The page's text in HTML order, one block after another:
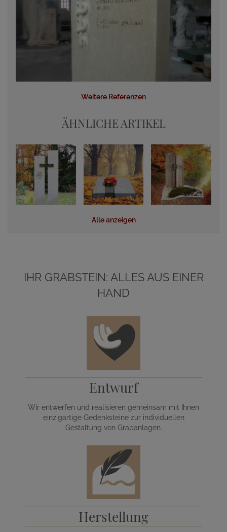
Weitere Referenzen
ÄHNLICHE ARTIKEL
Alle anzeigen
IHR GRABSTEIN: ALLES AUS EINER
HAND
Entwurf
Wir entwerfen und realisieren gemeinsam mit Ihnen
einzigartige Gedenksteine zur individuellen
Gestaltung von Grabanlagen.
Herstellung